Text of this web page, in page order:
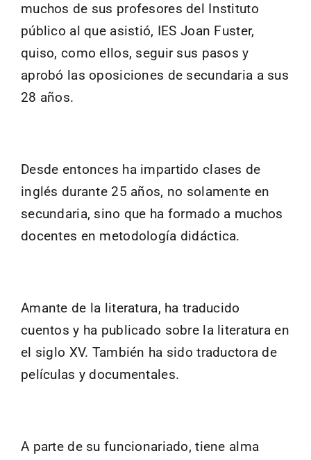
muchos de sus profesores del Instituto
público al que asistió, IES Joan Fuster,
quiso, como ellos, seguir sus pasos y
aprobó las oposiciones de secundaria a sus
28 años.
Desde entonces ha impartido clases de
inglés durante 25 años, no solamente en
secundaria, sino que ha formado a muchos
docentes en metodología didáctica.
Amante de la literatura, ha traducido
cuentos y ha publicado sobre la literatura en
el siglo XV. También ha sido traductora de
películas y documentales.
A parte de su funcionariado, tiene alma